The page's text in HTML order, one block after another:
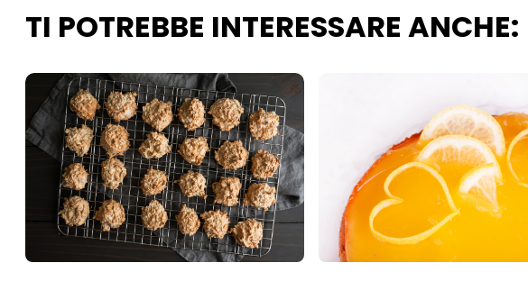
TI POTREBBE INTERESSARE ANCHE: